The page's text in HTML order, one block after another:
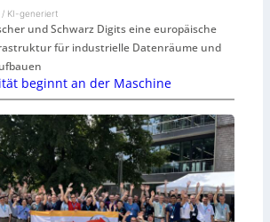
/ KI-generiert
und Schwarz Digits eine europäische
für industrielle Datenräume und
beginnt an der Maschine